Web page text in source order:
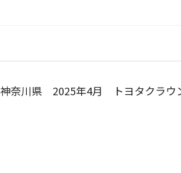
神奈川県 2025年4月 トヨタクラ